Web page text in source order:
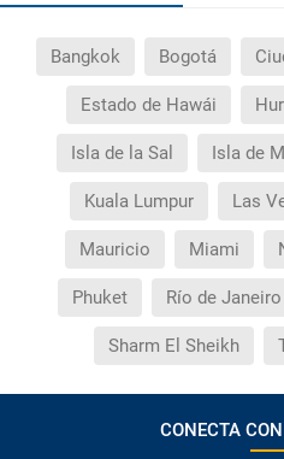
Bangkok Bogotá
Estado de Hawái
Isla de la Sal Isla de
Kuala Lumpur Las
Mauricio Miami
Phuket Río de
Sharm El Sheikh
CONECTA